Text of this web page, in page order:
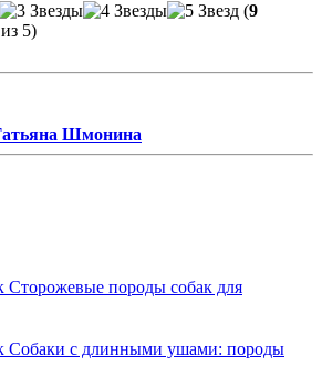
(9
из 5)
Шмонина
Сторожевые породы собак для
Собаки с длинными ушами: породы